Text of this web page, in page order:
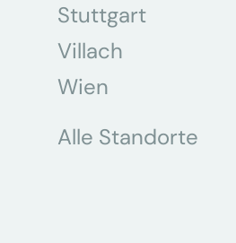
Stuttgart
Villach
Wien
Alle Standorte